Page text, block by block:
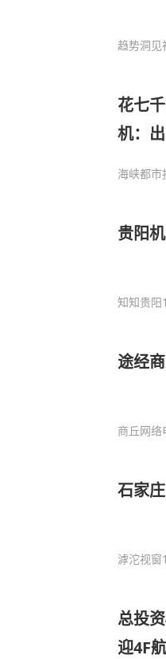
趋势洞见
花七
机：
海峡都市
贵阳
知知贵阳
途经
商丘网络
石家
滹沱视窗
总投
迎4F